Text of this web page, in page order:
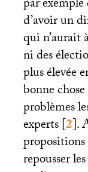
par
d’avoir un
qui n’aurait
ni des
plus élevée
bonne
problèmes
experts[2].
repousser